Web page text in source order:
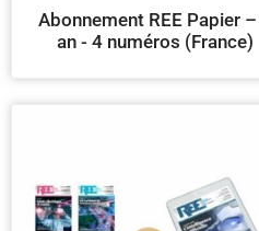
Abonnement REE Papier –
an - 4 numéros (France)